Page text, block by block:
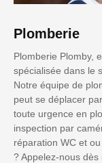
Plomberie
Plomberie Plomby,
spécialisée dans le
Notre équipe de
peut se déplacer
toute urgence en
inspection par
réparation WC et
? Appelez-nous dès